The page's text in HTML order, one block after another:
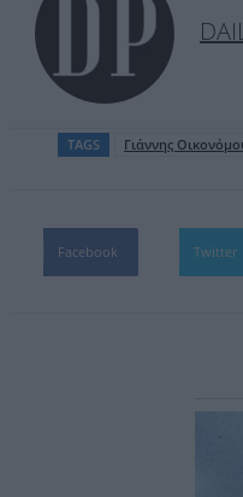
TAGS Γιάννης
Facebook Twitter